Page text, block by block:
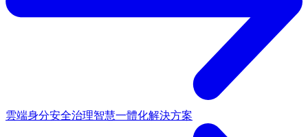
雲端身分安全治理智慧一體化解決方案